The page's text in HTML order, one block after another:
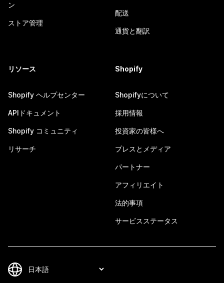
ン
ストア管理
配送
通貨と翻訳
リソース
Shopify ヘルプセンター
APIドキュメント
Shopify コミュニティ
リサーチ
Shopify
Shopifyについて
採用情報
投資家の皆様へ
プレスとメディア
パートナー
アフィリエイト
法的事項
サービスステータス